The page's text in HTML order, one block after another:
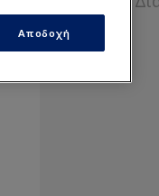
Αποδοχή